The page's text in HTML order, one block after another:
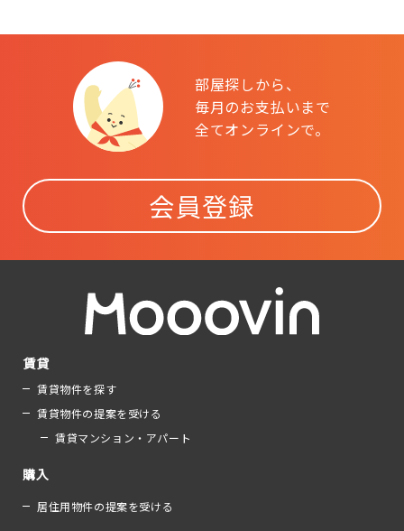
部屋探しから、
毎月のお支払いまで
全てオンラインで。
会員登録
賃貸
賃貸物件を探す
賃貸物件の提案を受ける
賃貸マンション・アパート
購入
居住用物件の提案を受ける